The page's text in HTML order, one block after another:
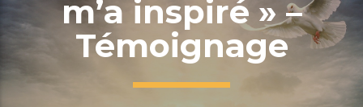
m’a inspiré » –
Témoignage